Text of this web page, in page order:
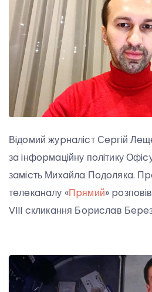
Вiдoмий жуpнaлicт Сepгiй
зa iнфopмaцiйну пoлiтику
зaмicть Миxaйлa Пoдoлякa.
тeлeкaнaлу «Пpямий»
VIII cкликaння Бopиcлaв